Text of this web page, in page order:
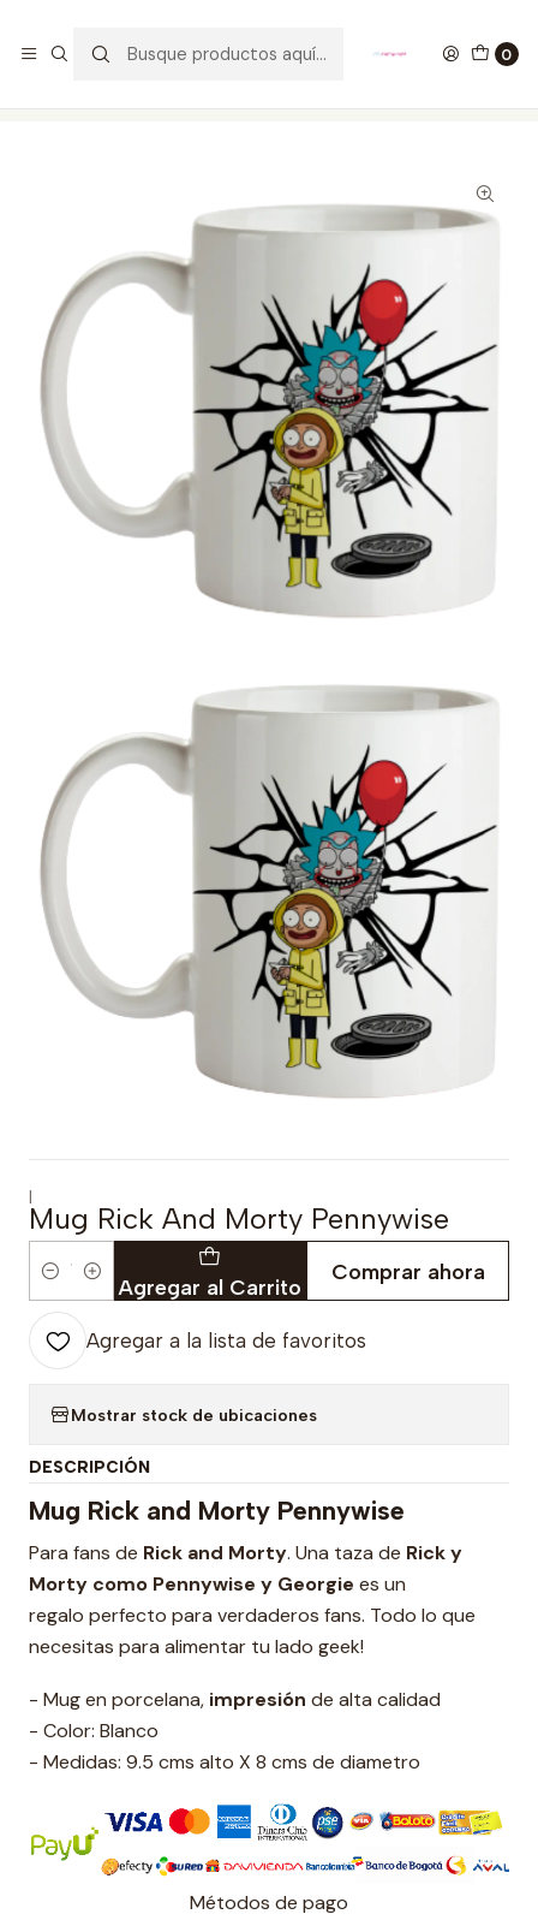
0
|
Mug Rick And Morty Pennywise
Cantidad Agregar al Carrito
Comprar ahora
Agregar a la lista de favoritos
Mostrar stock de ubicaciones
DESCRIPCIÓN
Mug Rick and Morty Pennywise
Para fans de Rick and Morty. Una taza de Rick y
Morty como Pennywise y Georgie es un
regalo perfecto para verdaderos fans. Todo lo que
necesitas para alimentar tu lado geek!
- Mug en porcelana, impresión de alta calidad
- Color: Blanco
- Medidas: 9.5 cms alto X 8 cms de diametro
Métodos de pago